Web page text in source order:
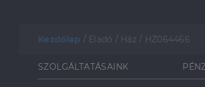
Kezdőlap / Eladó / Ház / HZ064466
SZOLGÁLTATÁSAINK